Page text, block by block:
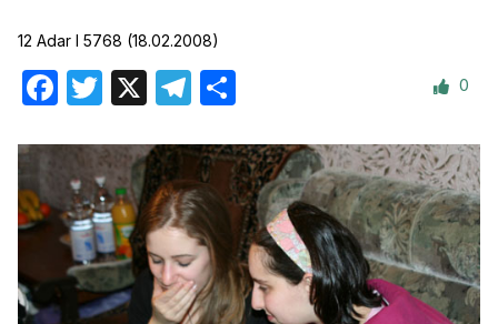
12 Adar I 5768 (18.02.2008)
Facebook
Twitter Telegram 0